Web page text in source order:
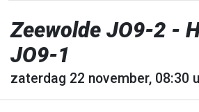
Zeewolde JO9-2 -
JO9-1
zaterdag 22 november, 08:30